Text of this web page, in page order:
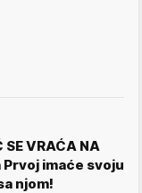
SE VRAĆA NA
imaće svoju
njom!